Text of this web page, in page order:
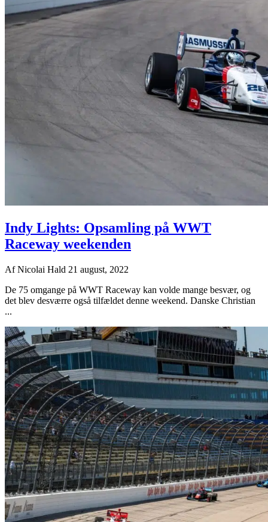
Indy Lights: Opsamling på WWT
Raceway weekenden
AfNicolai Hald 21 august, 2022
De 75 omgange på WWT Raceway kan volde mange besvær, og
det blev desværre også tilfældet denne weekend. Danske Christian
...